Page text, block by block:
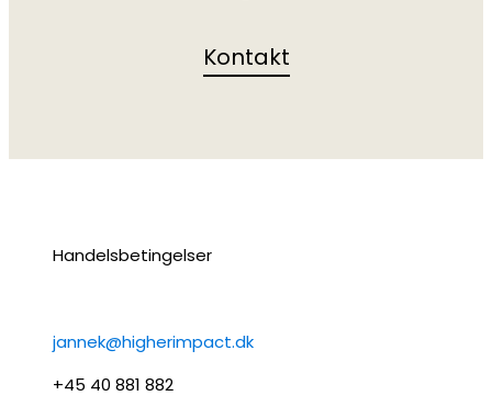
Kontakt
Handelsbetingelser
jannek@higherimpact.dk
+45 40 881 882